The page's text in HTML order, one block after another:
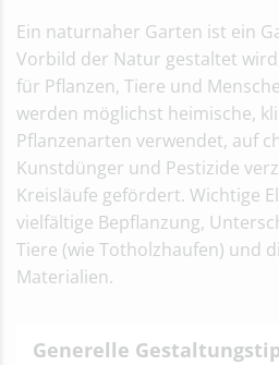
Ein naturnaher Garten ist ein
Vorbild der Natur gestaltet
für Pflanzen, Tiere und
werden möglichst heimische,
Pflanzenarten verwendet, auf
Kunstdünger und Pestizide
Kreisläufe gefördert. Wichtige
vielfältige Bepflanzung,
Tiere (wie Totholzhaufen) und
Materialien.
Generelle